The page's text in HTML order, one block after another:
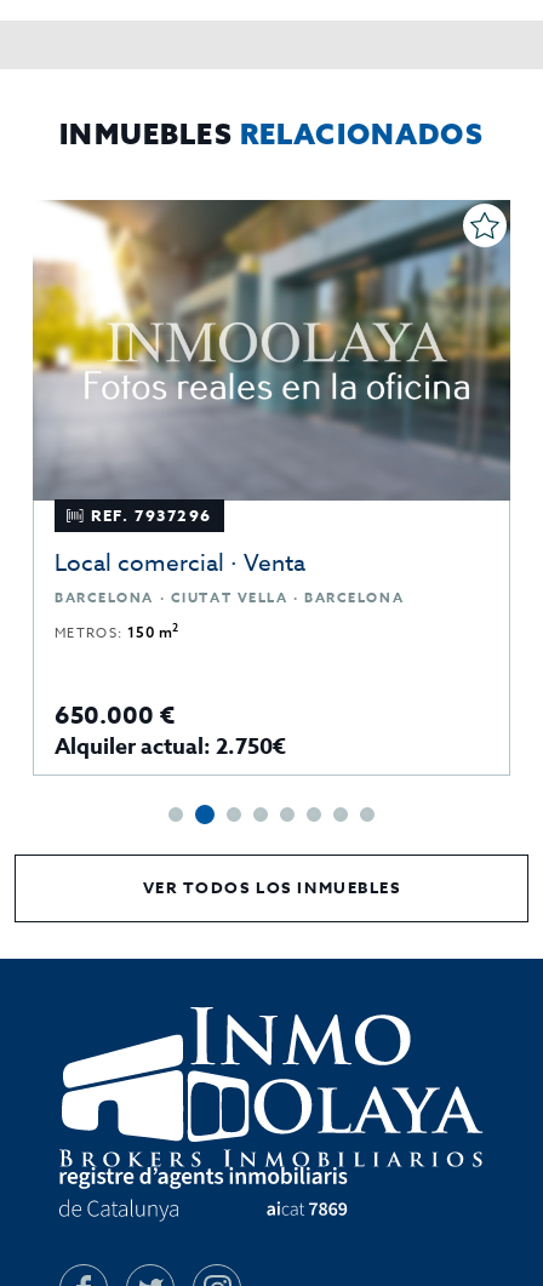
rectificar y suprimir los datos, solicitar la portabilidad de los
INMUEBLES RELACIONADOS
REF. 7937296
Local comercial · Venta
BARCELONA · CIUTAT VELLA · BARCELONA
METROS:150 m2
650.000 €
Alquiler actual: 2.750€
VER TODOS LOS INMUEBLES